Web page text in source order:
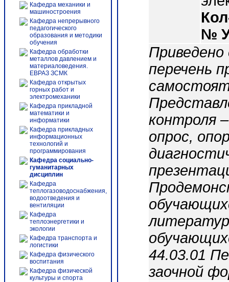
Кафедра механики и
машиностроения
Кафедра непрерывного
педагогического
образования и методики
обучения
Кафедра обработки
металлов давлением и
материаловедения.
ЕВРАЗ ЗСМК
Кафедра открытых
горных работ и
электромеханики
Кафедра прикладной
математики и
информатики
Кафедра прикладных
информационных
технологий и
программирования
Кафедра социально-
гуманитарных
дисциплин
Кафедра
теплогазоводоснабжения,
водоотведения и
вентиляции
Кафедра
теплоэнергетики и
экологии
Кафедра транспорта и
логистики
Кафедра физического
воспитания
Кафедра физической
культуры и спорта
№
Приведено
перечень
контроля
опрос,
44.03.01
заочной